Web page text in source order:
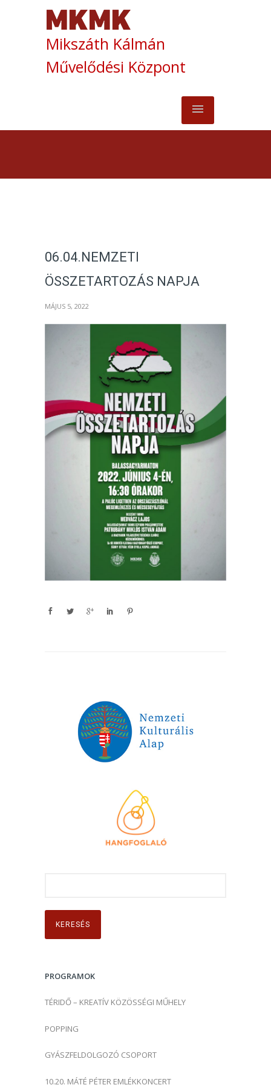
Mikszáth Kálmán
Művelődési Központ
06.04.NEMZETI
ÖSSZETARTOZÁS NAPJA
MÁJUS 5, 2022
r
s
:PROGRAMOK
TÉRIDŐ – KREATÍV KÖZÖSSÉGI MŰHELY
POPPING
GYÁSZFELDOLGOZÓ CSOPORT
10.20. MÁTÉ PÉTER EMLÉKKONCERT